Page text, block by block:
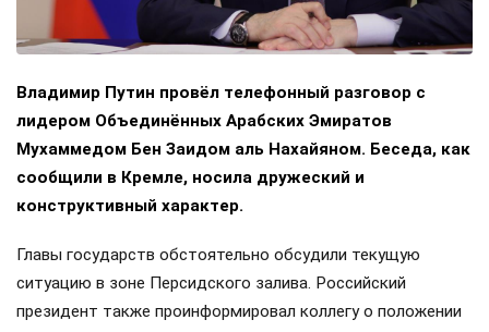
Владимир Путин провёл телефонный разговор с
лидером Объединённых Арабских Эмиратов
Мухаммедом Бен Заидом аль Нахайяном. Беседа, как
сообщили в Кремле, носила дружеский и
конструктивный характер.
Главы государств обстоятельно обсудили текущую
ситуацию в зоне Персидского залива. Российский
президент также проинформировал коллегу о положении